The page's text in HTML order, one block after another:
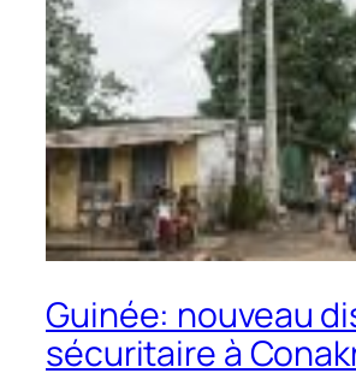
Guinée: nouveau
sécuritaire à